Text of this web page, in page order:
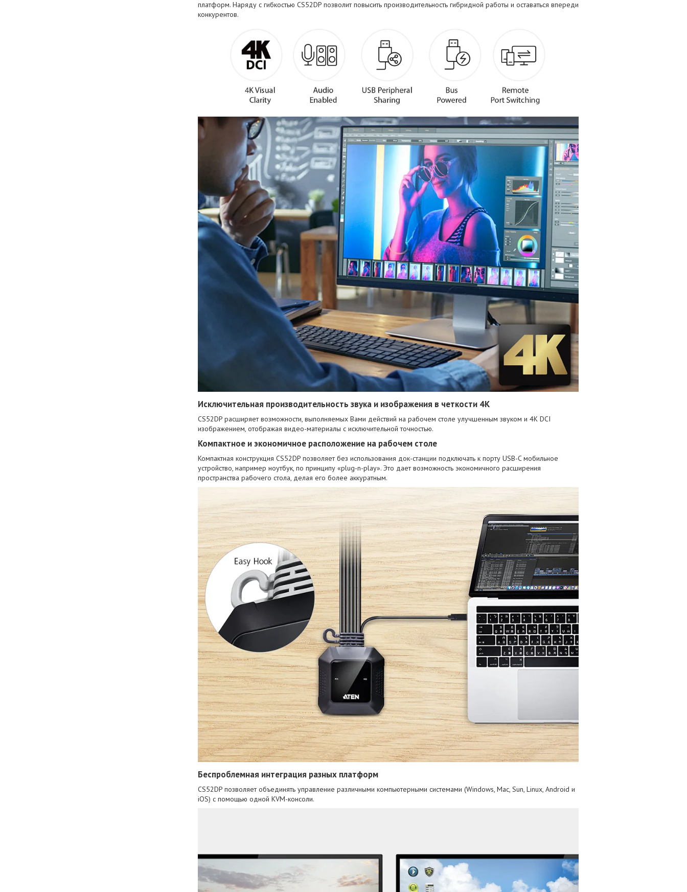
платформ. Наряду с гибкостью CS52DP позволит повысить производительность гибридной работы и оставаться впереди
конкурентов.
Исключительная производительность звука и изображения в четкости 4K
CS52DP расширяет возможности, выполняемых Вами действий на рабочем столе улучшенным звуком и 4K DCI
изображением, отображая видео-материалы с исключительной точностью.
Компактное и экономичное расположение на рабочем столе
Компактная конструкция CS52DP позволяет без использования док-станции подключать к порту USB-C мобильное
устройство, например ноутбук, по принципу «plug-n-play». Это дает возможность экономичного расширения
пространства рабочего стола, делая его более аккуратным.
Беспроблемная интеграция разных платформ
CS52DP позволяет объединять управление различными компьютерными системами (Windows, Mac, Sun, Linux, Android и
iOS) с помощью одной KVM-консоли.